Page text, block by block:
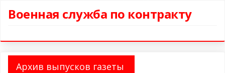
Военная служба по контракту
Архив выпусков газеты